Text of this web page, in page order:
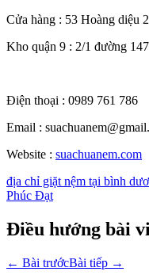
Cửa hàng : 53 Hoàng diệu
Kho quận 9 : 2/1 đường
Điện thoại : 0989 761 786
Email :
Website : suachuanem.com
địa chỉ giặt nệm tại bình
Phúc Đạt
Điều hướng bài
← Bài trướcBài tiếp →